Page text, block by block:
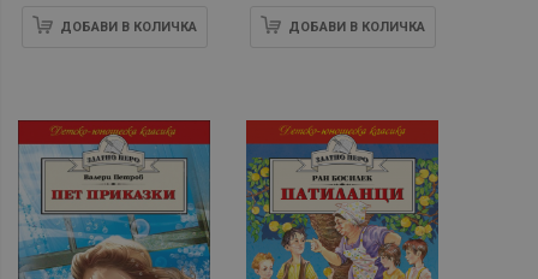
ДОБАВИ В КОЛИЧКА ДОБАВИ В КОЛИЧКА